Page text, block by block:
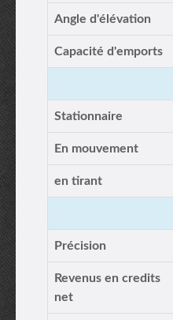
Angle d'élévation
Capacité d'emports
Stationnaire
En mouvement
en tirant
Précision
Revenus en credits
net